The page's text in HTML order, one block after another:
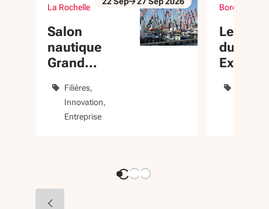
La Rochelle
Salon
nautique
Grand
Rochelle
Filières
Innovation
Entreprise
évènement
Du 22 Sep au 27 Sep 2026 Bordeaux
Les 3
du 360
Export
évènement
Du 23 Sep au